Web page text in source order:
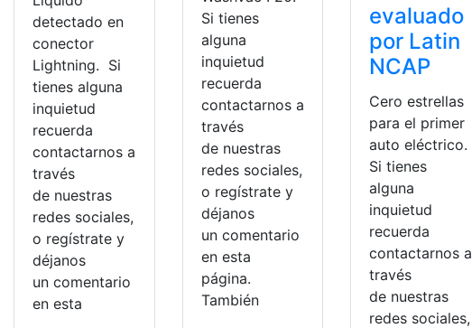
detectado en
conector
Lightning. Si
tienes alguna
inquietud
recuerda
contactarnos a
través
de nuestras
redes sociales,
o regístrate y
déjanos
un comentario
en esta
Si tienes
alguna
inquietud
recuerda
contactarnos a
través
de nuestras
redes sociales,
o regístrate y
déjanos
un comentario
en esta
página.
También
evaluado
por Latin
NCAP
Cero estrellas
para el primer
auto eléctrico.
Si tienes
alguna
inquietud
recuerda
contactarnos a
través
de nuestras
redes sociales,